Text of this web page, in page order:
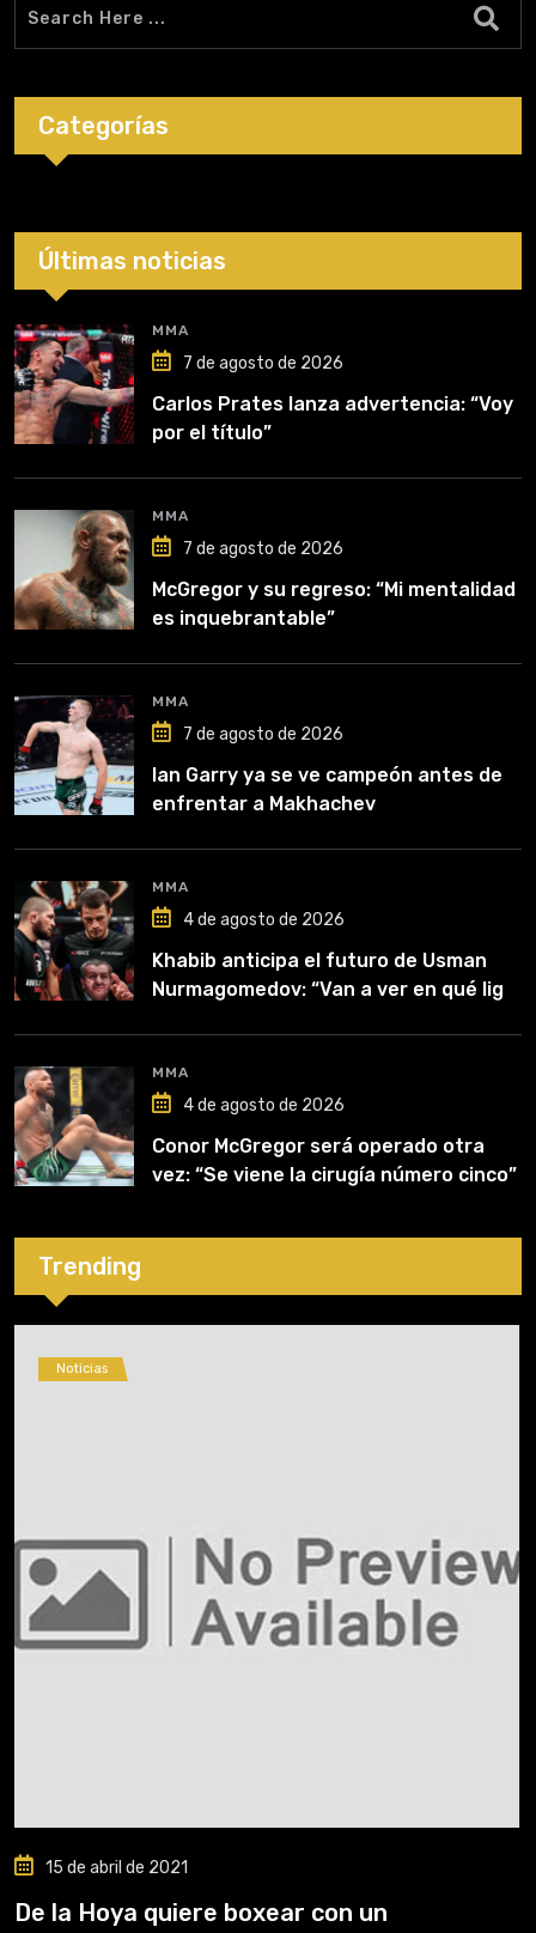
Categorías
Últimas noticias
MMA
7 de agosto de 2026
Carlos Prates lanza advertencia: “Voy
por el título”
MMA
7 de agosto de 2026
McGregor y su regreso: “Mi mentalidad
es inquebrantable”
MMA
7 de agosto de 2026
Ian Garry ya se ve campeón antes de
enfrentar a Makhachev
MMA
4 de agosto de 2026
Khabib anticipa el futuro de Usman
Nurmagomedov: “Van a ver en qué liga
MMA
4 de agosto de 2026
Conor McGregor será operado otra
vez: “Se viene la cirugía número cinco”
Trending
Noticias
15 de abril de 2021
De la Hoya quiere boxear con un